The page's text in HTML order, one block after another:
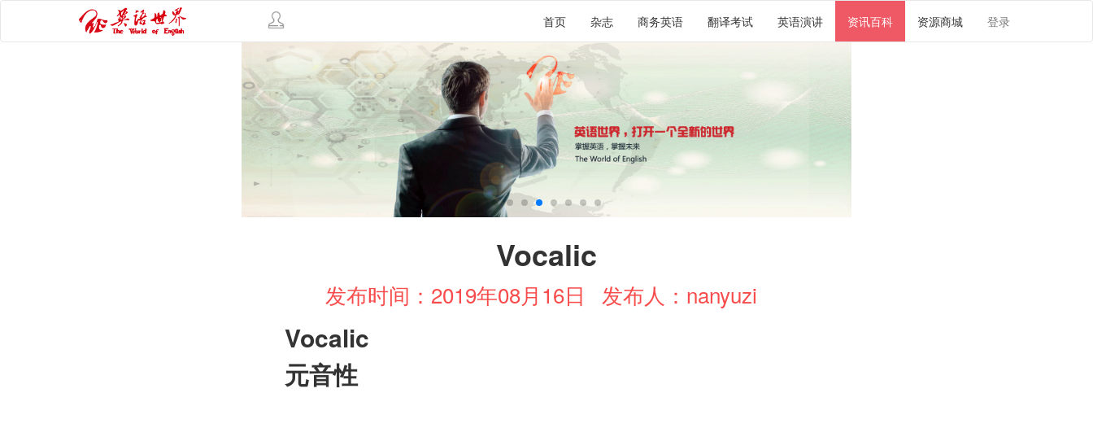
首页 杂志 商务英语 翻译考试 英语演讲 资讯百科 资源商城 登录
Vocalic
发布时间：2019年08月16日 发布人：nanyuzi
Vocalic
元音性